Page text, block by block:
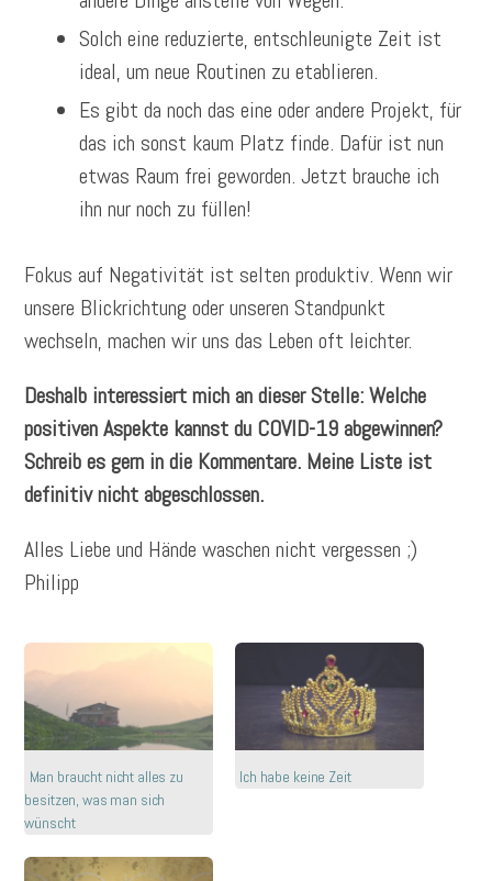
Solch eine reduzierte, entschleunigte Zeit ist
ideal, um neue Routinen zu etablieren.
Es gibt da noch das eine oder andere Projekt, für
das ich sonst kaum Platz finde. Dafür ist nun
etwas Raum frei geworden. Jetzt brauche ich
ihn nur noch zu füllen!
Fokus auf Negativität ist selten produktiv. Wenn wir
unsere Blickrichtung oder unseren Standpunkt
wechseln, machen wir uns das Leben oft leichter.
Deshalb interessiert mich an dieser Stelle: Welche
positiven Aspekte kannst du COVID-19 abgewinnen?
Schreib es gern in die Kommentare. Meine Liste ist
definitiv nicht abgeschlossen.
Alles Liebe und Hände waschen nicht vergessen ;)
Philipp
Man braucht nicht alles zu
besitzen, was man sich
wünscht
Ich habe keine Zeit